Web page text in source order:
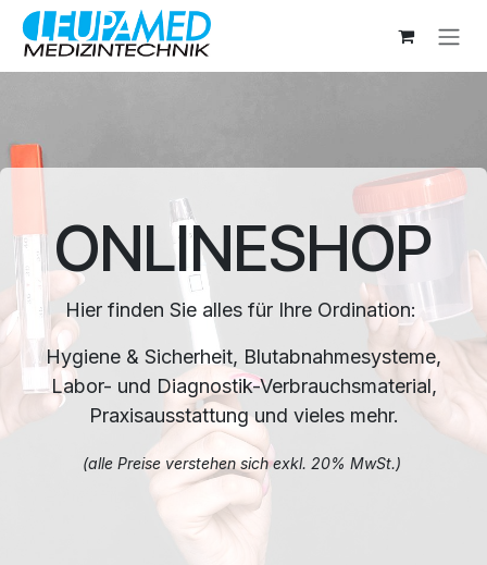
Zum Inhalt springen
ONLINESHOP
Hier finden Sie alles für Ihre Ordination:
Hygiene & Sicherheit, Blutabnahmesysteme,
Labor- und Diagnostik-Verbrauchsmaterial,
Praxisausstattung und vieles mehr.
(alle Preise verstehen sich exkl. 20% MwSt.)